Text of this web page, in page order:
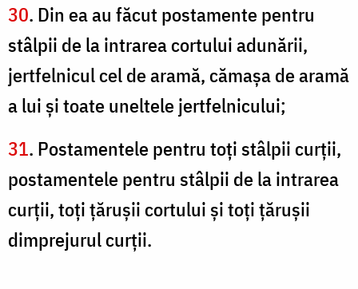
30. Din ea au făcut postamente pentru
stâlpii de la intrarea cortului adunării,
jertfelnicul cel de aramă, cămaşa de aramă
a lui şi toate uneltele jertfelnicului;
31. Postamentele pentru toţi stâlpii curţii,
postamentele pentru stâlpii de la intrarea
curţii, toţi ţăruşii cortului şi toţi ţăruşii
dimprejurul curţii.